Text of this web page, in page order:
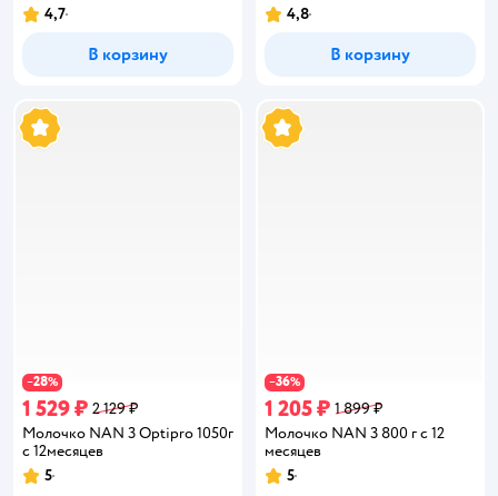
Рейтинг:
4,7
В корзину
Рейтинг:
4,8
В корзину
−28%
1 529 ₽ 2 129 ₽
Молочко NAN 3 Optipro 1050г
с 12месяцев
Рейтинг:
5
−36%
1 205 ₽ 1 899 ₽
Молочко NAN 3 800 г с 12
месяцев
Рейтинг:
5